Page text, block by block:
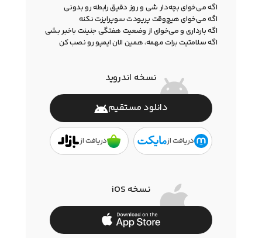
اگه می‌خوای بچه‌دار شی و روز دقیق رابطه رو بدونی
اگه می‌خوای هیچ‌وقت پریودت سوپرایزت نکنه
اگه بارداری و می‌خوای از وضعیت هفتگی جنینت باخبر بشی
اگه سلامتیت برات مهمه، همین الان ایمپو رو نصب کن
نسخه اندروید
دانلود مستقیم
دریافت از دریافت از
نسخه iOS